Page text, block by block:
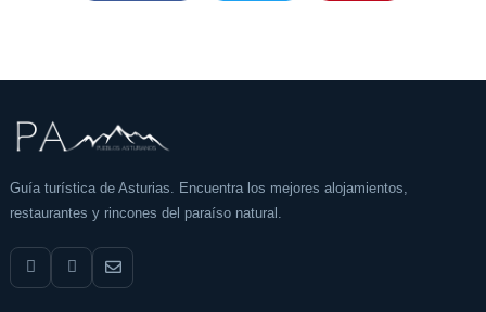
Guía turística de Asturias. Encuentra los mejores alojamientos,
restaurantes y rincones del paraíso natural.